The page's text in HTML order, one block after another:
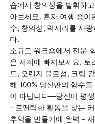
숍에서 창의성을 발휘하
아보세요. 혼자 여행 중이
수, 창의성, 럭셔리를 사
다.
소규모 워크숍에서 전문
은 세계에 빠져보세요. 토
드, 오렌지 블로섬, 크림
해 100% 당신만의 향수
이 아닙니다—당신이 평
- 로맨틱한 활동을 찾는
추억을 만들기에 완벽 -